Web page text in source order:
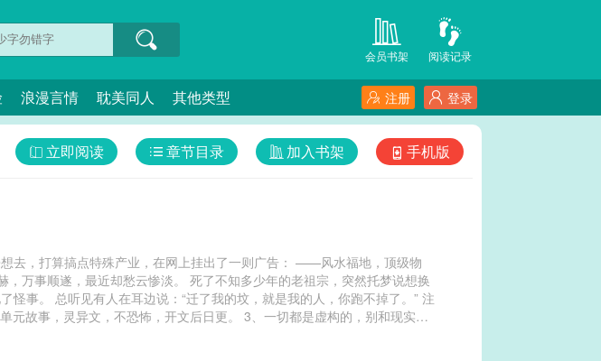
阅读记录
会员书架
浪漫言情 耽美同人 其他类型 登录
注册
手机版
加入书架
章节目录
立即阅读
去，打算搞点特殊产业，在网上挂出了一则广告： ——风水福地，顶级物
万事顺遂，最近却愁云惨淡。 死了不知多少年的老祖宗，突然托梦说想换
事。 总听见有人在耳边说：“迁了我的坟，就是我的人，你跑不掉了。” 注
元故事，灵异文，不恐怖，开文后日更。 3、一切都是虚构的，别和现实挂